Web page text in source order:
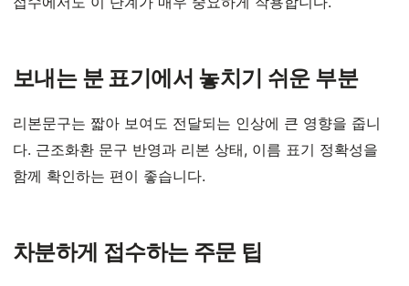
보내는 분 표기에서 놓치기 쉬운 부분
리본문구는 짧아 보여도 전달되는 인상에 큰 영향을 줍니
다. 근조화환 문구 반영과 리본 상태, 이름 표기 정확성을
함께 확인하는 편이 좋습니다.
차분하게 접수하는 주문 팁